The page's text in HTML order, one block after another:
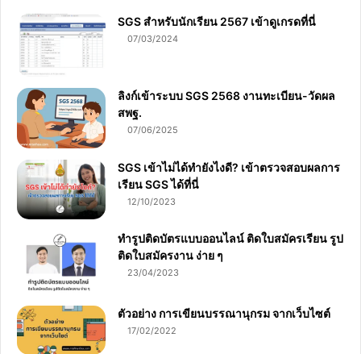
SGS สําหรับนักเรียน 2567 เข้าดูเกรดที่นี่
07/03/2024
ลิงก์เข้าระบบ SGS 2568 งานทะเบียน-วัดผล
สพฐ.
07/06/2025
SGS เข้าไม่ได้ทำยังไงดี? เข้าตรวจสอบผลการ
เรียน SGS ได้ที่นี่
12/10/2023
ทำรูปติดบัตรแบบออนไลน์ ติดใบสมัครเรียน รูป
ติดใบสมัครงาน ง่าย ๆ
23/04/2023
ตัวอย่าง การเขียนบรรณานุกรม จากเว็บไซต์
17/02/2022